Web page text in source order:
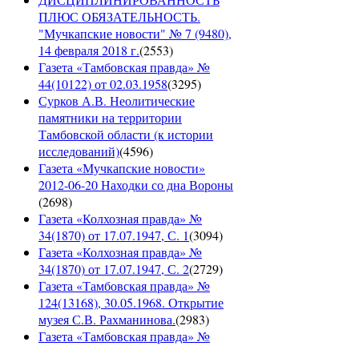
ПЛЮС ОБЯЗАТЕЛЬНОСТЬ.
"Мучкапские новости" № 7 (9480),
14 февраля 2018 г.(2553)
Газета «Тамбовская правда» №
44(10122) от 02.03.1958(3295)
Сурков А.В. Неолитические
памятники на территории
Тамбовской области (к истории
исследований)(4596)
Газета «Мучкапские новости»
2012-06-20 Находки со дна Вороны
(2698)
Газета «Колхозная правда» №
34(1870) от 17.07.1947, С. 1(3094)
Газета «Колхозная правда» №
34(1870) от 17.07.1947, С. 2(2729)
Газета «Тамбовская правда» №
124(13168), 30.05.1968. Открытие
музея С.В. Рахманинова.(2983)
Газета «Тамбовская правда» №